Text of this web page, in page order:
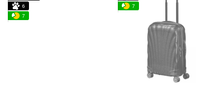
6
7
7